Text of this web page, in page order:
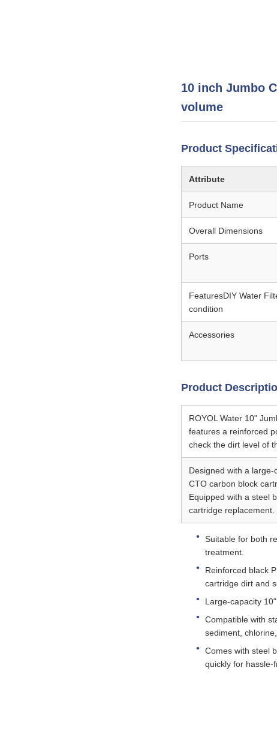
10 inch Jumbo
volume
Product
Attribute
Product Name
Overall Dimensions
Ports
FeaturesDIY Water
condition
Accessories
Product
ROYOL Water 10"
features a reinforced
check the dirt level of
Designed with a
CTO carbon block
Equipped with a steel
cartridge replacement.
Suitable for both
treatment.
Reinforced black
cartridge dirt and
Large-capacity
Compatible with
sediment,
Comes with steel
quickly for hassle-